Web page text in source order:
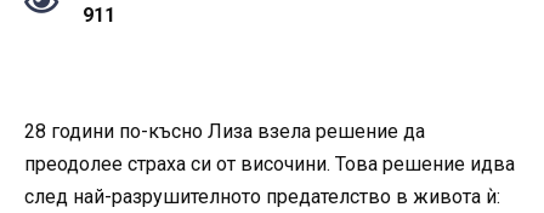
911
28 години по-късно Лиза взела решение да
преодолее страха си от височини. Това решение идва
след най-разрушителното предателство в живота ѝ: